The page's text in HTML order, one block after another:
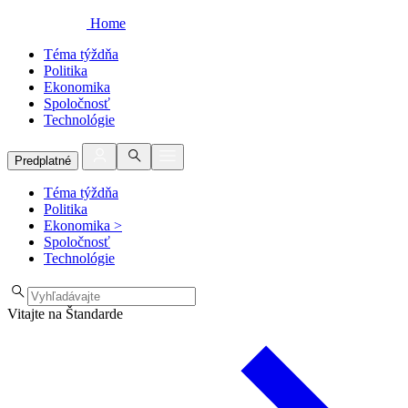
Home
Téma týždňa
Politika
Ekonomika
Spoločnosť
Technológie
Predplatné
Téma týždňa
Politika
Ekonomika >
Spoločnosť
Technológie
Vitajte na Štandarde